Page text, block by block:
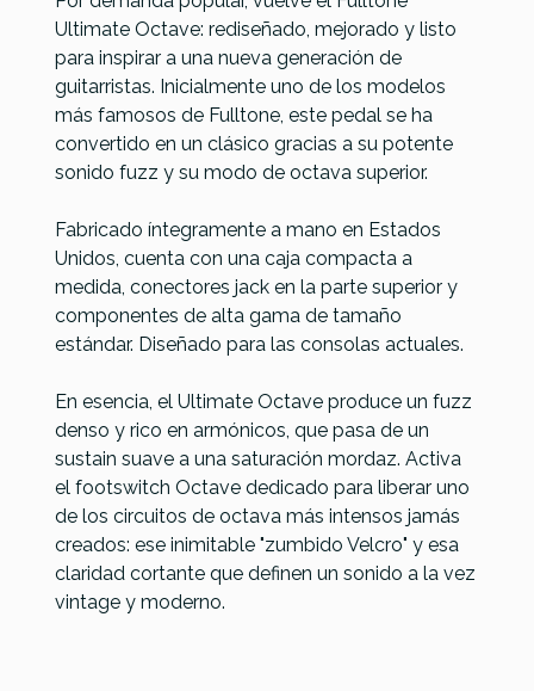
Ultimate Octave: rediseñado, mejorado y listo
para inspirar a una nueva generación de
guitarristas. Inicialmente uno de los modelos
más famosos de Fulltone, este pedal se ha
convertido en un clásico gracias a su potente
sonido fuzz y su modo de octava superior.
Fabricado íntegramente a mano en Estados
Unidos, cuenta con una caja compacta a
medida, conectores jack en la parte superior y
componentes de alta gama de tamaño
estándar. Diseñado para las consolas actuales.
En esencia, el Ultimate Octave produce un fuzz
denso y rico en armónicos, que pasa de un
sustain suave a una saturación mordaz. Activa
el footswitch Octave dedicado para liberar uno
de los circuitos de octava más intensos jamás
creados: ese inimitable "zumbido Velcro" y esa
claridad cortante que definen un sonido a la vez
vintage y moderno.
Referencia PEDAGUIFUL038